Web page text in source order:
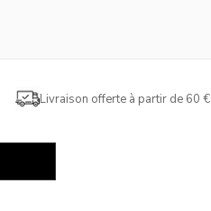
Livraison offerte à partir de 60 €